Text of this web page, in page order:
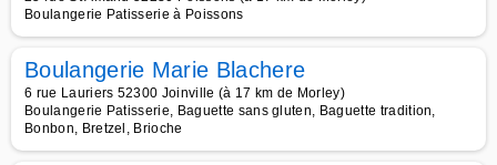
Boulangerie Patisserie à Poissons
Boulangerie Marie Blachere
6 rue Lauriers 52300 Joinville (à 17 km de Morley)
Boulangerie Patisserie, Baguette sans gluten, Baguette tradition,
Bonbon, Bretzel, Brioche